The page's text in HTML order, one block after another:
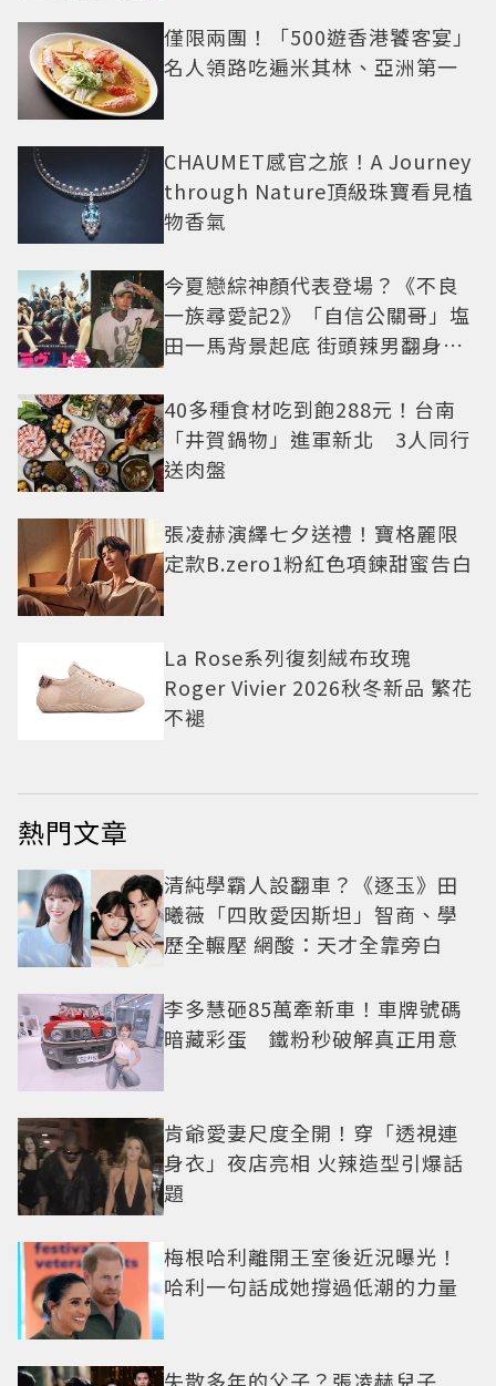
僅限兩團！「500遊香港饕客宴」
名人領路吃遍米其林、亞洲第一
CHAUMET感官之旅！A Journey
through Nature頂級珠寶看見植
物香氣
今夏戀綜神顏代表登場？《不良
一族尋愛記2》「自信公關哥」塩
田一馬背景起底 街頭辣男翻身當
40多種食材吃到飽288元！台南
「井賀鍋物」進軍新北 3人同行
送肉盤
張凌赫演繹七夕送禮！寶格麗限
定款B.zero1粉紅色項鍊甜蜜告白
La Rose系列復刻絨布玫瑰
Roger Vivier 2026秋冬新品 繁花
不褪
熱門文章
清純學霸人設翻車？《逐玉》田
曦薇「四敗愛因斯坦」智商、學
歷全輾壓 網酸：天才全靠旁白
李多慧砸85萬牽新車！車牌號碼
暗藏彩蛋 鐵粉秒破解真正用意
肯爺愛妻尺度全開！穿「透視連
身衣」夜店亮相 火辣造型引爆話
題
梅根哈利離開王室後近況曝光！
哈利一句話成她撐過低潮的力量